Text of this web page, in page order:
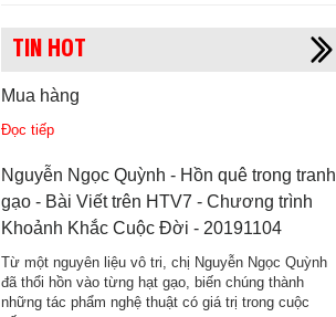
TIN HOT
Mua hàng
Đọc tiếp
Nguyễn Ngọc Quỳnh - Hồn quê trong tranh
gạo - Bài Viết trên HTV7 - Chương trình
Khoảnh Khắc Cuộc Đời - 20191104
Từ một nguyên liệu vô tri, chị Nguyễn Ngọc Quỳnh
đã thổi hồn vào từng hạt gạo, biến chúng thành
những tác phẩm nghệ thuật có giá trị trong cuộc